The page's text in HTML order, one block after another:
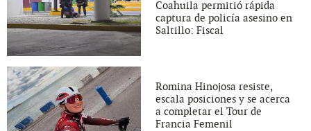
Coahuila permitió rápida
captura de policía asesino en
Saltillo: Fiscal
Romina Hinojosa resiste,
escala posiciones y se acerca
a completar el Tour de
Francia Femenil